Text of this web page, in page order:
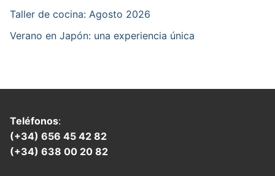
Taller de cocina: Agosto 2026
Verano en Japón: una experiencia única
Teléfonos:
(+34) 656 45 42 82
(+34) 638 00 20 82